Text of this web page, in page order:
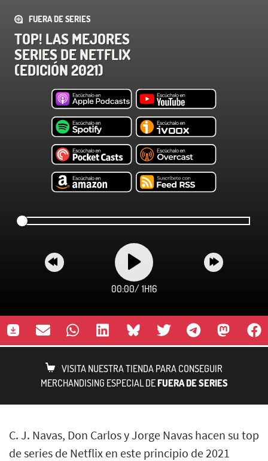
FUERA DE SERIES
TOP! LAS MEJORES
SERIES DE NETFLIX
(EDICIÓN 2021)
00:00/ 1H16
VISITA NUESTRA TIENDA PARA CONSEGUIR
MERCHANDISING ESPECIAL DEFUERA DE SERIES
C. J. Navas, Don Carlos y Jorge Navas hacen su top
de series de Netflix en este principio de 2021